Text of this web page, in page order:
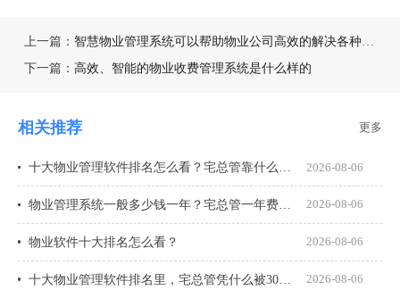
上一篇： 智慧物业管理系统可以帮助物业公司高效的解决各种问题
下一篇： 高效、智能的物业收费管理系统是什么样的
相关推荐 更多
2026-08-06
2026-08-06
物业软件十大排名怎么看？ 2026-08-06
2026-08-06